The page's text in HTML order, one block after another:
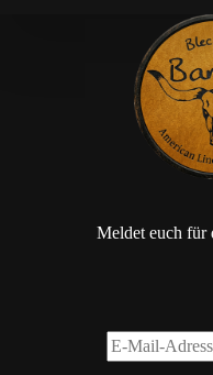
Meldet euch für